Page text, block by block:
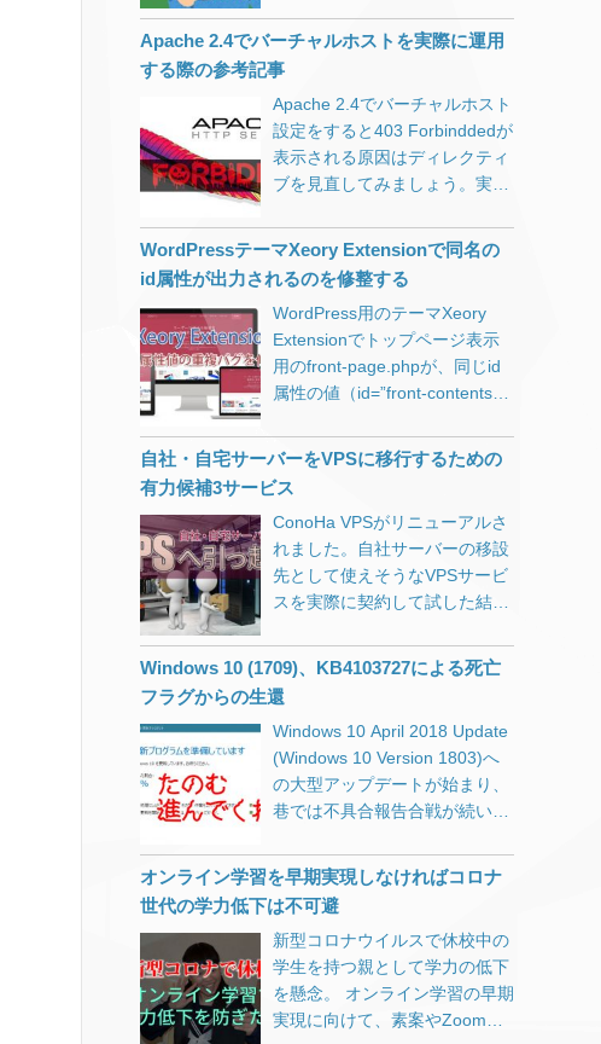
リーズオンラインショップ程の
ECサイトであれば、私も安心
してカード情報の入力をしてし
まうと思います。 利用者が自己
防衛をするのはかなり難しいで
す。 かといってECサイト側で
の対応も難しいのが現状です。
りますが楽天市場で買い物をし
た際に、不正アクセスを疑われ
たようで「注文キャンセル＆ア
カウントロック」をされてしま
いました。 ここ何年も利用して
いなかったのに5万円程度のも
のを立て続けに購入したという
れ、仕事で必要なものを買った
だけなのにこれでは別の意味で
信頼を失ってしまいます。 楽天
市場ほどの規模にもなると、一
定のスコアで黒扱いにするとい
うシステムにするしか方法は無
いのかもしれませんが、厳しく
掛かり、緩くすれば悪意を持っ
たユーザーがすり抜けるという
難しさがあります。 迷惑メール
のフィルタリングや、警察によ
る職務質問などにも言えること
なんでしょうが。 また、タリー
ズから発表があったこの文章が
クレジットカード会社と連携
し、漏洩した可能性のあるク
[…]
※WordPress公式サイトからの
ダウンロードをおすすめしま
す。（名称を変更等、新しいバ
ージョンになっています）
Leaflet-Mapperのインストール
方法 普通のプラグインと同じで
すが、まだWordPress.orgには
ーカイブをダウンロード・解凍
したものをFTP等でアップロー
ドしてください。
【2019.05.01追記】令和初日に
WordPress公式プラグインとし
て登録されました。その際
leafletから始まる名前はNGとい
leaflet-mapperとなりました。
上記よりleaflet-mapper.zip（ま
たはwp-leaflet-mapper.zip）を
ダウンロードする パソコンで解
凍する /wp-content/pluginsディ
レクトリにleaflet-mapperフォ
ルダをアップロードする
グインを有効にする WP Leaflet
Mapperの使い方 必要に応じて
「設定」－「Leaflet-Mapper」
から初期設定をする 各投稿ペー
ジ下段にマップが表示されてい
るので、マウスをドラッグして
位置を合わせ、ホイールでズー
トコード[lmap]をマップを表示
した […]
めているとindex.php有りと無
しが…。 pukiwiki.ini.phpの設定
う項目があります。 // Shorten
$script: Cut its file name
(default: not cut)
//$script_directory_index =
‘index.php’; コメントアウトを
外して試してみましたが、何か
が違う。 確かに表示はされなく
なりました。 index.php有りの
膨大なURLがすでにGoogleにイ
ンデックスされているので、
index.php有りで404エラーにな
index.phpを入れたURLでもち
ゃんとページが表示されまし
た。 しかしindex.phpが表示さ
れたままの状態。ステータスコ
ードは200。index.php有りと無
しの両方のページが存在した状
態です。 ということでNginxの
if ($request_uri ~*
“^(.*/)index\.php(.*)$”) { return
301 $1$2; } } 上記のように
default serverディレクティブに
書き加えて、 nginx -s reload で
完了です。 PukiWikiネタってま
だ需要あるんでしょうか。 今回
に以下のようなカスタマイズを
したのですが、要望があれば時
間を見つけて記事
Apache 2.4でバーチャルホストを実際に運用
する際の参考記事
Apache 2.4でバーチャルホスト
設定をすると403 Forbinddedが
表示される原因はディレクティ
ブを見直してみましょう。実際
ティブに毎回記述しないで良い
ための設定方法。
WordPressテーマXeory Extensionで同名の
id属性が出力されるのを修整する
WordPress用のテーマXeory
Extensionでトップページ表示
用のfront-page.phpが、同じid
属性の値（id=”front-contents-1″
れ複数）を持つ要素を出力して
しまっているのを修正する方
法。
自社・自宅サーバーをVPSに移行するための
有力候補3サービス
ConoHa VPSがリニューアルさ
れました。自社サーバーの移設
先として使えそうなVPSサービ
スを実際に契約して試した結果
Windows 10 (1709)、KB4103727による死亡
フラグからの生還
Windows 10 April 2018 Update
(Windows 10 Version 1803)へ
の大型アップデートが始まり、
巷では不具合報告合戦が続いて
と思ったのですが、どうやら
1803に辿り着く前のアップデー
トKB4103727にやられてしまっ
たようで瀕死になりました。 ス
タートボタンが偶数回クリック
しないと反応しない。 エクスプ
ローラーにドライブ（Ｃ含む）
オンライン学習を早期実現しなければコロナ
世代の学力低下は不可避
新型コロナウイルスで休校中の
学生を持つ親として学力の低下
を懸念。 オンライン学習の早期
実現に向けて、素案やZoomに